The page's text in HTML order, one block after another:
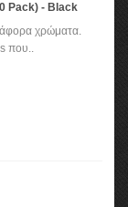
Pack) - Black
χρώματα.
που..